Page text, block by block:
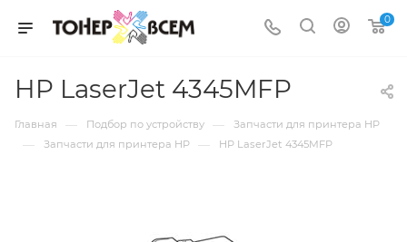
0
HP LaserJet 4345MFP
Главная — Подбор по устройству — Запчасти для принтера HP
— Запчасти для принтера HP — HP LaserJet 4345MFP